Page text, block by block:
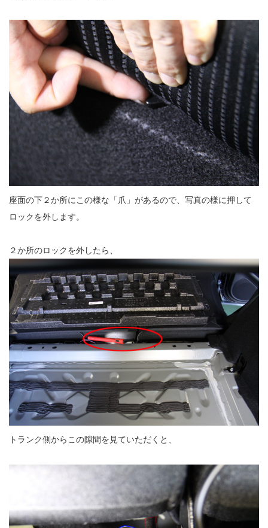
座面の下２か所にこの様な「爪」があるので、写真の様に押して
ロックを外します。
２か所のロックを外したら、
トランク側からこの隙間を見ていただくと、